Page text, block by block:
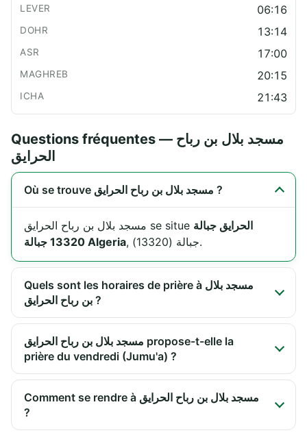
06:16
13:14
17:00
20:15
21:43
Questions fréquentes — مسجد بلال بن رباح
الحرايق
Où se trouve مسجد بلال بن رباح الحرايق ?
مسجد بلال بن رباح الحرايق se situe الحرايق جبالة
13320 جبالة Algeria
, جبالة (13320).
Quels sont les horaires de prière à مسجد بلال
بن رباح الحرايق ?
مسجد بلال بن رباح الحرايق propose-t-elle la
prière du vendredi (Jumu'a) ?
Comment se rendre à مسجد بلال بن رباح الحرايق
?